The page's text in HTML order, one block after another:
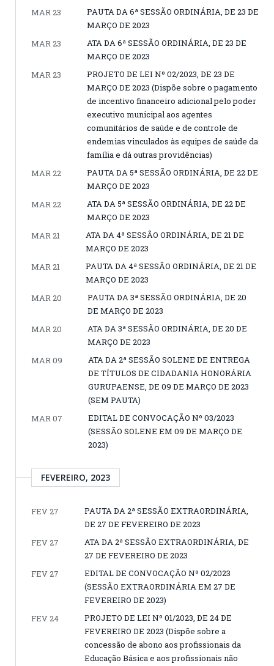
MAR 23
PAUTA DA 6ª SESSÃO ORDINÁRIA, DE 23 DE
MARÇO DE 2023
MAR 23
ATA DA 6ª SESSÃO ORDINÁRIA, DE 23 DE
MARÇO DE 2023
MAR 23
PROJETO DE LEI Nº 02/2023, DE 23 DE
MARÇO DE 2023 (Dispõe sobre o pagamento
de incentivo financeiro adicional pelo poder
executivo municipal aos agentes
comunitários de saúde e de controle de
endemias vinculados às equipes de saúde da
família e dá outras providências)
MAR 22
PAUTA DA 5ª SESSÃO ORDINÁRIA, DE 22 DE
MARÇO DE 2023
MAR 22
ATA DA 5ª SESSÃO ORDINÁRIA, DE 22 DE
MARÇO DE 2023
MAR 21
ATA DA 4ª SESSÃO ORDINÁRIA, DE 21 DE
MARÇO DE 2023
MAR 21
PAUTA DA 4ª SESSÃO ORDINÁRIA, DE 21 DE
MARÇO DE 2023
MAR 20
PAUTA DA 3ª SESSÃO ORDINÁRIA, DE 20
DE MARÇO DE 2023
MAR 20
ATA DA 3ª SESSÃO ORDINÁRIA, DE 20 DE
MARÇO DE 2023
MAR 09
ATA DA 2ª SESSÃO SOLENE DE ENTREGA
DE TÍTULOS DE CIDADANIA HONORÁRIA
GURUPAENSE, DE 09 DE MARÇO DE 2023
(SEM PAUTA)
MAR 07
EDITAL DE CONVOCAÇÃO Nº 03/2023
(SESSÃO SOLENE EM 09 DE MARÇO DE
2023)
FEVEREIRO, 2023
FEV 27
PAUTA DA 2ª SESSÃO EXTRAORDINÁRIA,
DE 27 DE FEVEREIRO DE 2023
FEV 27
ATA DA 2ª SESSÃO EXTRAORDINÁRIA, DE
27 DE FEVEREIRO DE 2023
FEV 27
EDITAL DE CONVOCAÇÃO Nº 02/2023
(SESSÃO EXTRAORDINÁRIA EM 27 DE
FEVEREIRO DE 2023)
FEV 24
PROJETO DE LEI Nº 01/2023, DE 24 DE
FEVEREIRO DE 2023 (Dispõe sobre a
concessão de abono aos profissionais da
Educação Básica e aos profissionais não